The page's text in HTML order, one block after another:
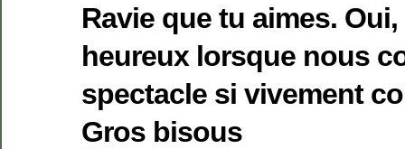
Ravie que tu aimes.
heureux lorsque nous
spectacle si vivement
Gros bisous